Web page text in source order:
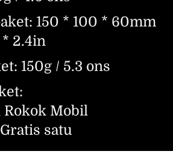
150 * 100 * 60mm
* 2.4in
150g / 5.3 ons
Rokok Mobil
satu